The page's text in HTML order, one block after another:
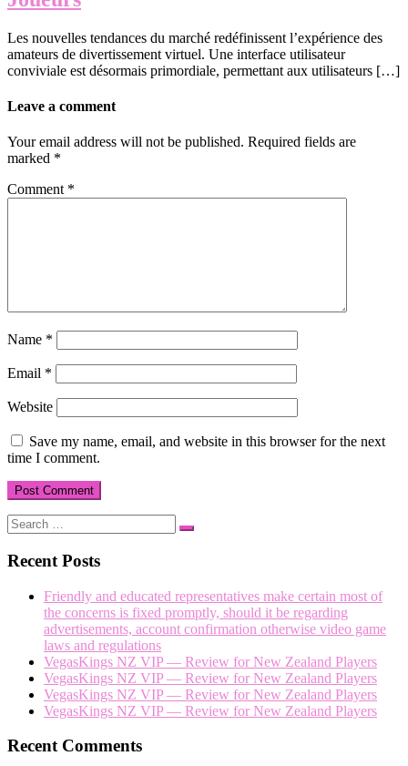
Les nouvelles tendances du marché redéfinissent l’expérience des
amateurs de divertissement virtuel. Une interface utilisateur
conviviale est désormais primordiale, permettant aux utilisateurs […]
Leave a comment
Your email address will not be published. Required fields are
marked *
Comment *
Name *
Email *
Website
Save my name, email, and website in this browser for the next
time I comment.
Search
Search
Recent Posts
Friendly and educated representatives make certain most of
the concerns is fixed promptly, should it be regarding
advertisements, account confirmation otherwise video game
laws and regulations
VegasKings NZ VIP — Review for New Zealand Players
VegasKings NZ VIP — Review for New Zealand Players
VegasKings NZ VIP — Review for New Zealand Players
VegasKings NZ VIP — Review for New Zealand Players
Recent Comments